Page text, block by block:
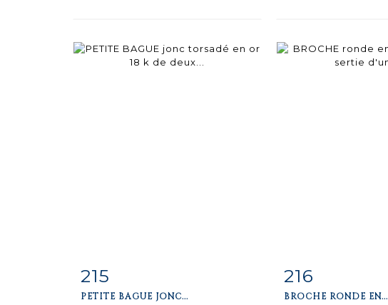
215
PETITE BAGUE JONC...
216
BROCHE RONDE EN...